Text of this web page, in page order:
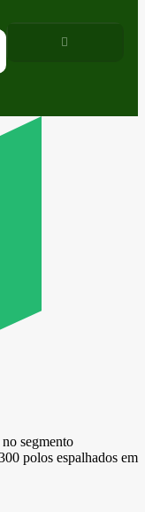
segmento
polos espalhados em